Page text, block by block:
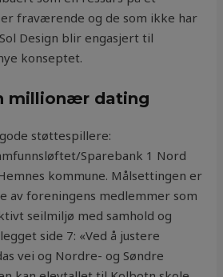
fraværende og de som ikke har
Design blir engasjert til
konseptet.
millionær dating
støttespillere:
Sparebank 1 Nord
kommune. Målsettingen er
av foreningens medlemmer som
seilmiljø med samhold og
side 7: «Ved å justere
vei og Nordre- og Søndre